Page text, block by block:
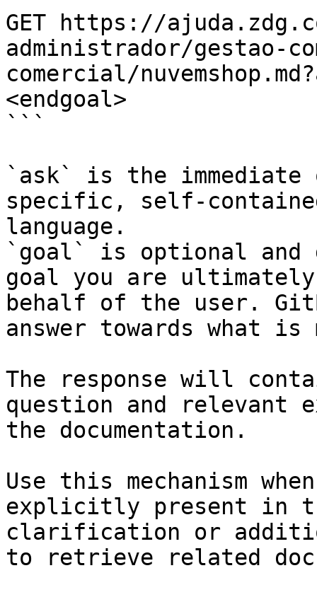
GET https://
administrador/gestao-
comercial/
<endgoal>
```
`ask` is the
specific, self-
language.
`goal` is optional and
goal you are
behalf of the user.
answer towards what
The response will
question and relevant
the documentation.
Use this mechanism
explicitly present in
clarification or